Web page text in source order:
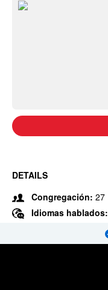
DETAILS
Congregación: 27
Idiomas hablados: